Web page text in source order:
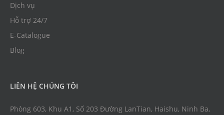
Dịch vụ
Hỗ trợ 24/7
E-Catalogue
Blog
LIÊN HỆ CHÚNG TÔI
Phòng 603, Khu A1, Số 203 Đường LanTian, Haishu, Ninh Ba,